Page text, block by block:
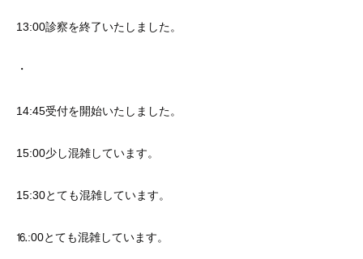
13:00診察を終了いたしました。
・
14:45受付を開始いたしました。
15:00少し混雑しています。
15:30とても混雑しています。
⒗:00とても混雑しています。